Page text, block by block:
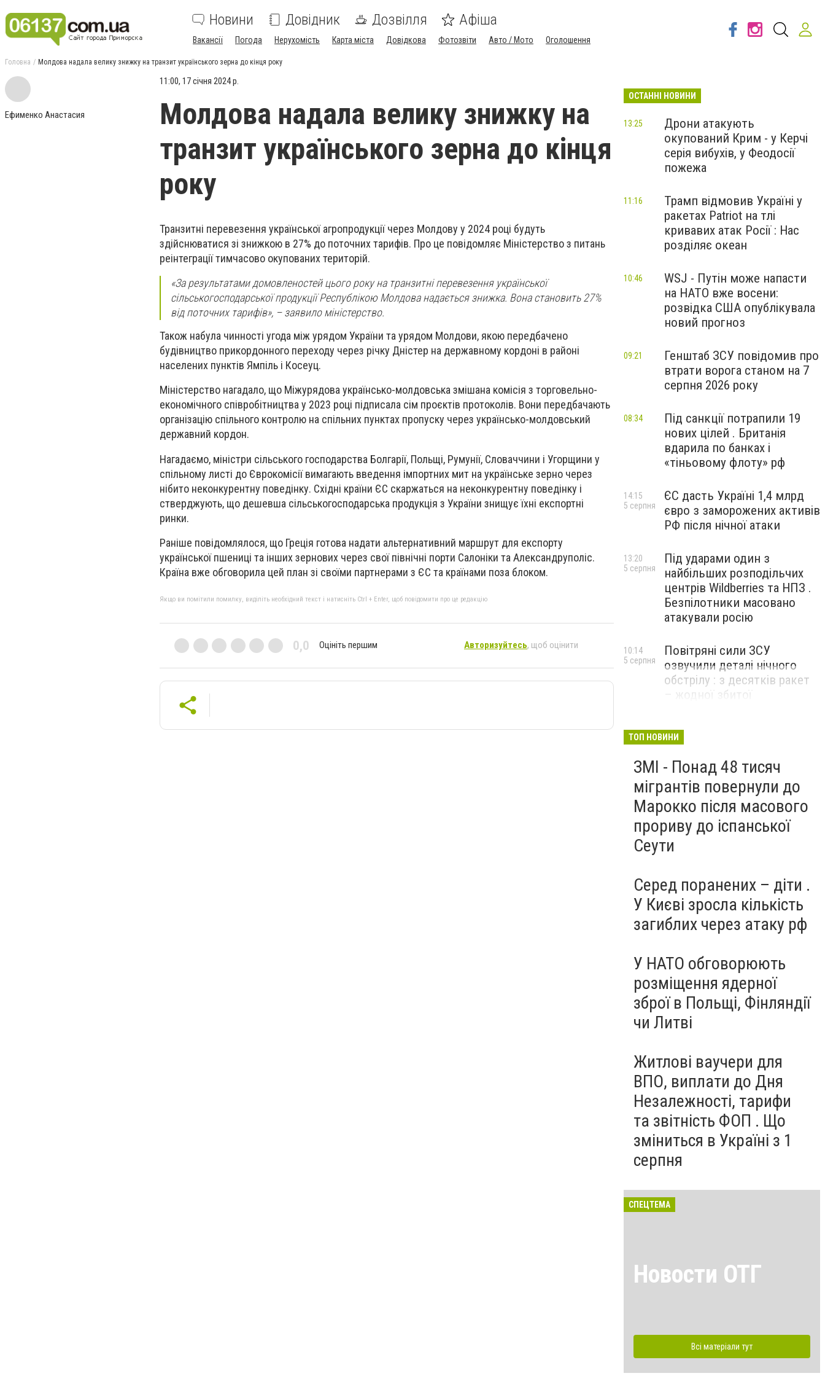
Новини Довідник Дозвілля Афіша
Вакансії Погода Нерухомість Карта міста Довідкова Фотозвіти Авто / Мото Оголошення
Головна Молдова надала велику знижку на транзит українського зерна до кінця року
Ефименко Анастасия
11:00, 17 січня 2024 р.
Молдова надала велику знижку на
транзит українського зерна до кінця
року
Транзитні перевезення української агропродукції через Молдову у 2024 році будуть
здійснюватися зі знижкою в 27% до поточних тарифів. Про це повідомляє Міністерство з питань
реінтеграції тимчасово окупованих територій.
«За результатами домовленостей цього року на транзитні перевезення української
сільськогосподарської продукції Республікою Молдова надається знижка. Вона становить 27%
від поточних тарифів», – заявило міністерство.
Також набула чинності угода між урядом України та урядом Молдови, якою передбачено
будівництво прикордонного переходу через річку Дністер на державному кордоні в районі
населених пунктів Ямпіль і Косеуц.
Міністерство нагадало, що Міжурядова українсько-молдовська змішана комісія з торговельно-
економічного співробітництва у 2023 році підписала сім проєктів протоколів. Вони передбачають
організацію спільного контролю на спільних пунктах пропуску через українсько-молдовський
державний кордон.
Нагадаємо, міністри сільського господарства Болгарії, Польщі, Румунії, Словаччини і Угорщини у
спільному листі до Єврокомісії вимагають введення імпортних мит на українське зерно через
нібито неконкурентну поведінку. Східні країни ЄС скаржаться на неконкурентну поведінку і
стверджують, що дешевша сільськогосподарська продукція з України знищує їхні експортні
ринки.
Раніше повідомлялося, що Греція готова надати альтернативний маршрут для експорту
української пшениці та інших зернових через свої північні порти Салоніки та Александруполіс.
Країна вже обговорила цей план зі своїми партнерами з ЄС та країнами поза блоком.
Якщо ви помітили помилку, виділіть необхідний текст і натисніть Ctrl + Enter, щоб повідомити про це редакцію
0,0 Оцініть першим Авторизуйтесь, щоб оцінити
ОСТАННІ НОВИНИ
Дрони атакують
окупований Крим - у Керчі
серія вибухів, у Феодосії
пожежа
13:25
Трамп відмовив Україні у
ракетах Patriot на тлі
кривавих атак Росії : Нас
розділяє океан
11:16
WSJ - Путін може напасти
на НАТО вже восени:
розвідка США опублікувала
новий прогноз
10:46
Генштаб ЗСУ повідомив про
втрати ворога станом на 7
серпня 2026 року
09:21
Під санкції потрапили 19
нових цілей . Британія
вдарила по банках і
«тіньовому флоту» рф
08:34
ЄС дасть Україні 1,4 млрд
євро з заморожених активів
РФ після нічної атаки
14:15
5 серпня
Під ударами один з
найбільших розподільчих
центрів Wildberries та НПЗ .
Безпілотники масовано
атакували росію
13:20
5 серпня
Повітряні сили ЗСУ
озвучили деталі нічного
обстрілу : з десятків ракет
– жодної збитої
10:14
5 серпня
ТОП НОВИНИ
ЗМІ - Понад 48 тисяч
мігрантів повернули до
Марокко після масового
прориву до іспанської
Сеути
Серед поранених – діти .
У Києві зросла кількість
загиблих через атаку рф
У НАТО обговорюють
розміщення ядерної
зброї в Польщі, Фінляндії
чи Литві
Житлові ваучери для
ВПО, виплати до Дня
Незалежності, тарифи
та звітність ФОП . Що
зміниться в Україні з 1
серпня
СПЕЦТЕМА
Новости ОТГ
Всі матеріали тут